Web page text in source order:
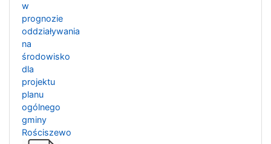
w
prognozie
oddziaływania
na
środowisko
dla
projektu
planu
ogólnego
gminy
Rościszewo